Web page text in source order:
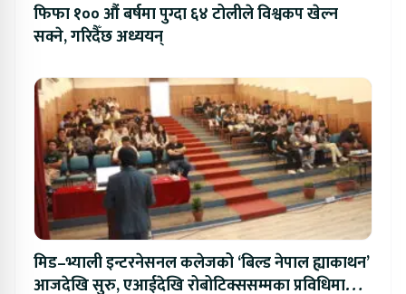
फिफा १०० औं बर्षमा पुग्दा ६४ टोलीले विश्वकप खेल्न
सक्ने, गरिदैँछ अध्ययन्
मिड–भ्याली इन्टरनेसनल कलेजको ‘बिल्ड नेपाल ह्याकाथन’
आजदेखि सुरु, एआईदेखि रोबोटिक्ससम्मका प्रविधिमा